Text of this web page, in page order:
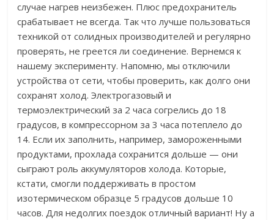
случае нагрев неизбежен. Плюс предохранитель
срабатывает не всегда. Так что лучше пользоваться
техникой от солидных производителей и регулярно
проверять, не греется ли соединение. Вернемся к
нашему эксперименту. Напомню, мы отключили
устройства от сети, чтобы проверить, как долго они
сохранят холод. Электрогазовый и
термоэлектрический за 2 часа согрелись до 18
градусов, в компрессорном за 3 часа потеплело до
14. Если их заполнить, например, замороженными
продуктами, прохлада сохранится дольше — они
сыграют роль аккумуляторов холода. Которые,
кстати, смогли поддерживать в простом
изотермическом образце 5 градусов дольше 10
часов. Для недолгих поездок отличный вариант! Ну а